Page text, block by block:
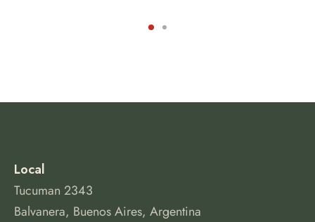
Local
Tucuman 2343
Balvanera, Buenos Aires, Argentina